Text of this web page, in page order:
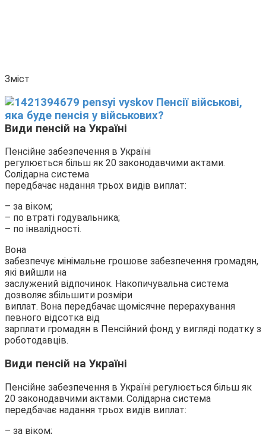
Зміст
Види пенсій на Україні
Пенсійне забезпечення в Україні
регулюється більш як 20 законодавчими актами.
Солідарна система
передбачає надання трьох видів виплат:
– за віком;
– по втраті годувальника;
– по інвалідності.
Вона
забезпечує мінімальне грошове забезпечення громадян,
які вийшли на
заслужений відпочинок. Накопичувальна система
дозволяє збільшити розміри
виплат. Вона передбачає щомісячне перерахування
певного відсотка від
зарплати громадян в Пенсійний фонд у вигляді податку з
роботодавців.
Види пенсій на Україні
Пенсійне забезпечення в Україні регулюється більш як
20 законодавчими актами. Солідарна система
передбачає надання трьох видів виплат:
– за віком;